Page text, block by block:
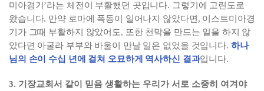
미아경기 ’라는 체전이 부활했던 곳입니다. 그렇기에 고린도로
왔습니다. 만약 로마에 폭동이 일어나지 않았다면 , 이스트미아경
기가 그때 부활하지 않았어도, 또한 천막을 만드는 일을 하지 않
았다면 아굴라 부부와 바울이 만날 일은 없었을 것입니다. 하나
님의 손이 수십 년에 걸쳐 오묘하게 역사하신 결과입니다.
3. 기장교회서 같이 믿음 생활하는 우리가 서로 소중히 여겨야